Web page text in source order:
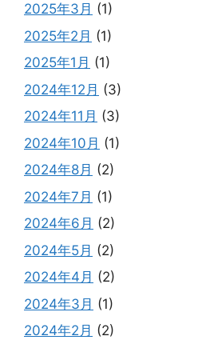
2025年3月 (1)
2025年2月 (1)
2025年1月 (1)
2024年12月 (3)
2024年11月 (3)
2024年10月 (1)
2024年8月 (2)
2024年7月 (1)
2024年6月 (2)
2024年5月 (2)
2024年4月 (2)
2024年3月 (1)
2024年2月 (2)